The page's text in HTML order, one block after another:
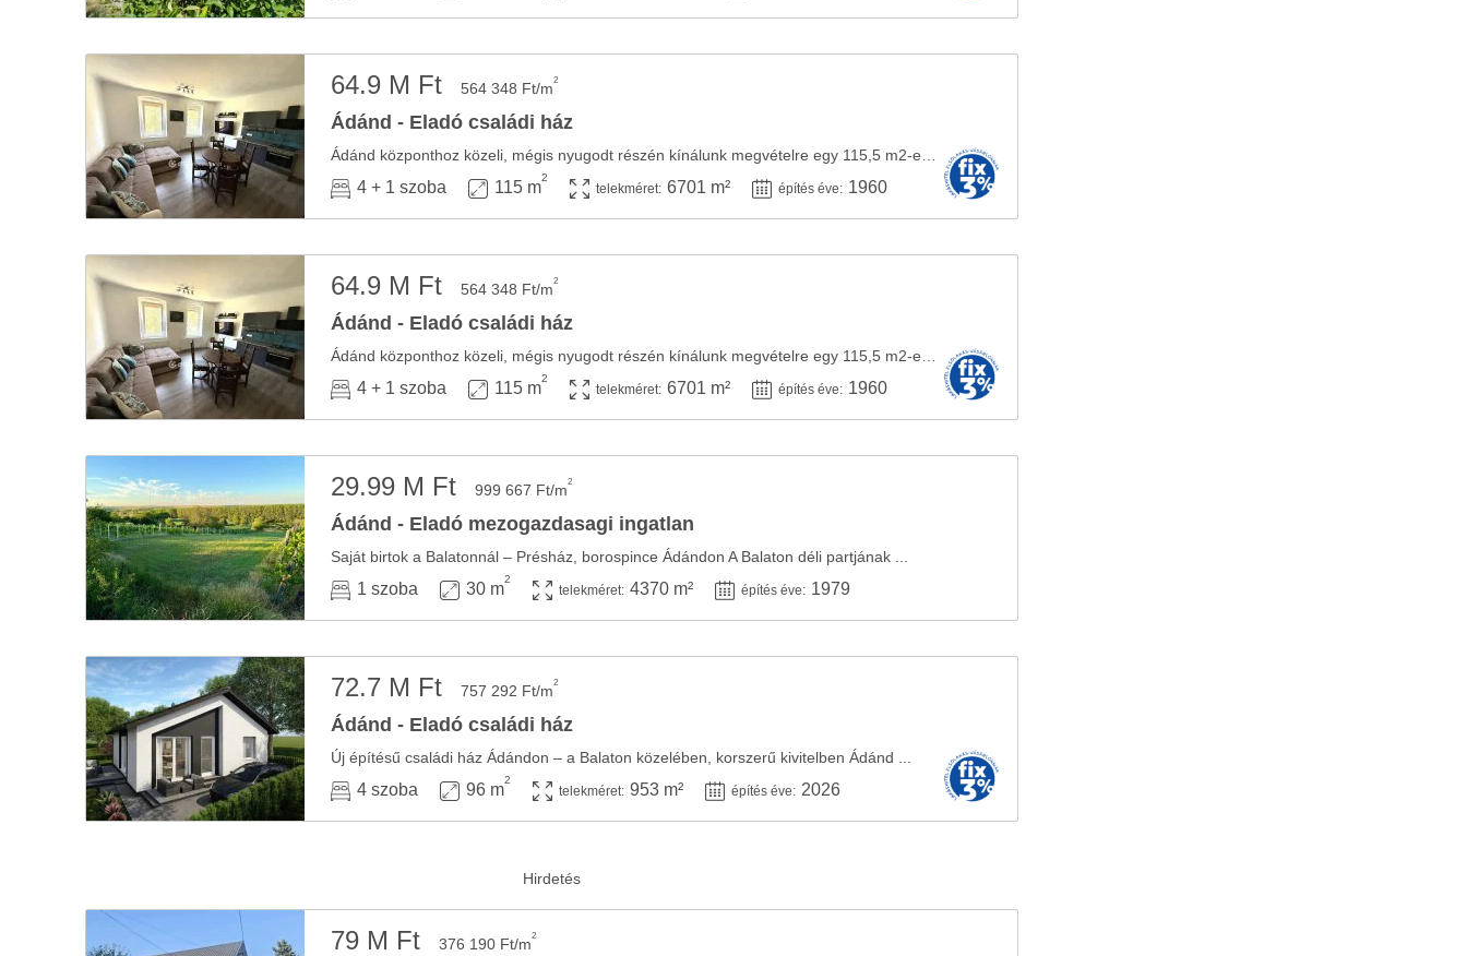
64.9 M Ft 564 348 Ft/m2
Ádánd - Eladó családi ház
4 + 1 szoba 115 m
2
telekméret: 6701 m² építés éve: 1960
64.9 M Ft 564 348 Ft/m2
Ádánd - Eladó családi ház
4 + 1 szoba 115 m
2
telekméret: 6701 m² építés éve: 1960
29.99 M Ft 999 667 Ft/m2
Ádánd - Eladó mezogazdasagi ingatlan
Saját birtok a Balatonnál – Présház, borospince Ádándon A Balaton déli partjának ...
1 szoba 30 m
2
telekméret: 4370 m² építés éve: 1979
72.7 M Ft 757 292 Ft/m2
Ádánd - Eladó családi ház
Új építésű családi ház Ádándon – a Balaton közelében, korszerű kivitelben Ádánd ...
4 szoba 96 m
2
telekméret: 953 m² építés éve: 2026
79 M Ft 376 190 Ft/m2